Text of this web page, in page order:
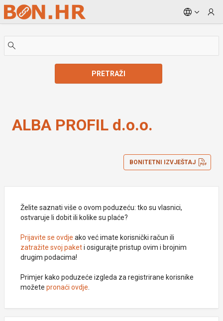
Skip to Main Content
PRETRAŽI
ALBA PROFIL d.o.o.
BONITETNI IZVJEŠTAJ
Želite saznati više o ovom poduzeću: tko su vlasnici,
ostvaruje li dobit ili kolike su plaće?
Prijavite se ovdje ako već imate korisnički račun ili
zatražite svoj paketi osigurajte pristup ovim i brojnim
drugim podacima!
Primjer kako poduzeće izgleda za registrirane korisnike
možete pronaći ovdje